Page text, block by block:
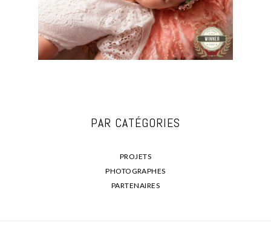
PAR CATÉGORIES
PROJETS
PHOTOGRAPHES
PARTENAIRES